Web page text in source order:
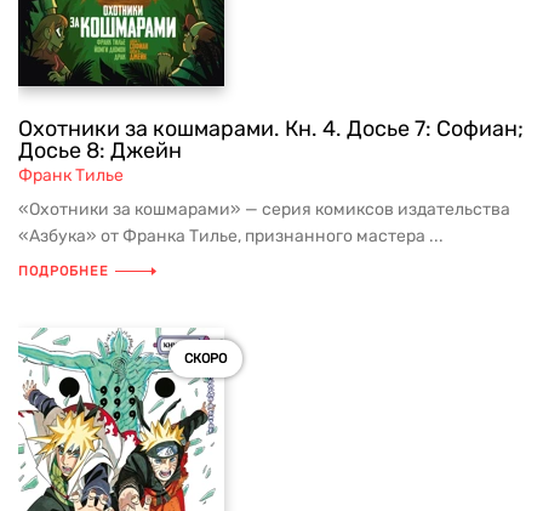
Охотники за кошмарами. Кн. 4. Досье 7: Софиан;
Досье 8: Джейн
Франк Тилье
«Охотники за кошмарами» — серия комиксов издательства
«Азбука» от Франка Тилье, признанного мастера ...
ПОДРОБНЕЕ
СКОРО